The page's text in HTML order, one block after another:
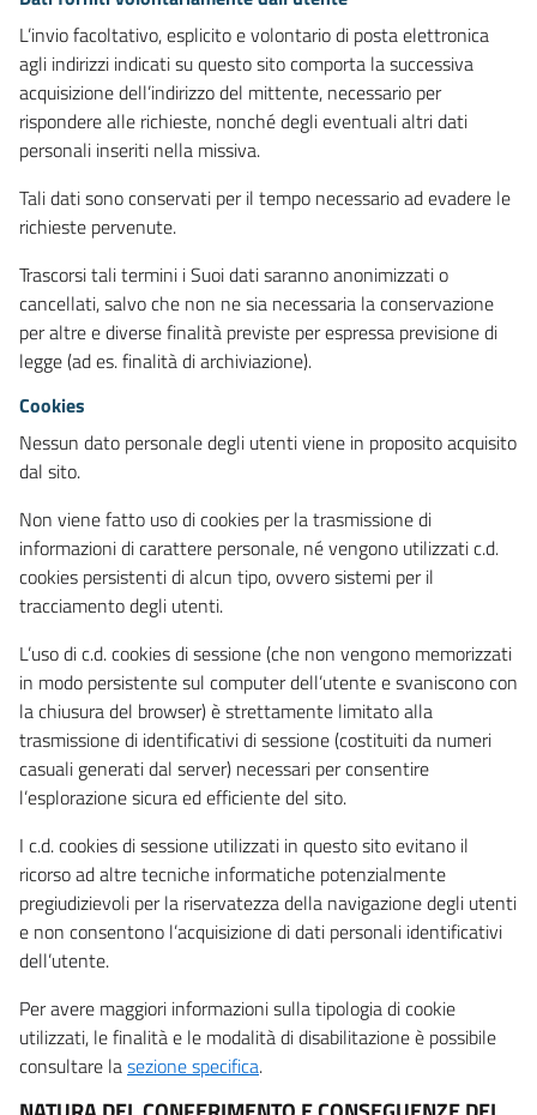
L’invio facoltativo, esplicito e volontario di posta elettronica
agli indirizzi indicati su questo sito comporta la successiva
acquisizione dell’indirizzo del mittente, necessario per
rispondere alle richieste, nonché degli eventuali altri dati
personali inseriti nella missiva.
Tali dati sono conservati per il tempo necessario ad evadere le
richieste pervenute.
Trascorsi tali termini i Suoi dati saranno anonimizzati o
cancellati, salvo che non ne sia necessaria la conservazione
per altre e diverse finalità previste per espressa previsione di
legge (ad es. finalità di archiviazione).
Cookies
Nessun dato personale degli utenti viene in proposito acquisito
dal sito.
Non viene fatto uso di cookies per la trasmissione di
informazioni di carattere personale, né vengono utilizzati c.d.
cookies persistenti di alcun tipo, ovvero sistemi per il
tracciamento degli utenti.
L’uso di c.d. cookies di sessione (che non vengono memorizzati
in modo persistente sul computer dell’utente e svaniscono con
la chiusura del browser) è strettamente limitato alla
trasmissione di identificativi di sessione (costituiti da numeri
casuali generati dal server) necessari per consentire
l’esplorazione sicura ed efficiente del sito.
I c.d. cookies di sessione utilizzati in questo sito evitano il
ricorso ad altre tecniche informatiche potenzialmente
pregiudizievoli per la riservatezza della navigazione degli utenti
e non consentono l’acquisizione di dati personali identificativi
dell’utente.
Per avere maggiori informazioni sulla tipologia di cookie
utilizzati, le finalità e le modalità di disabilitazione è possibile
consultare lasezione specifica.